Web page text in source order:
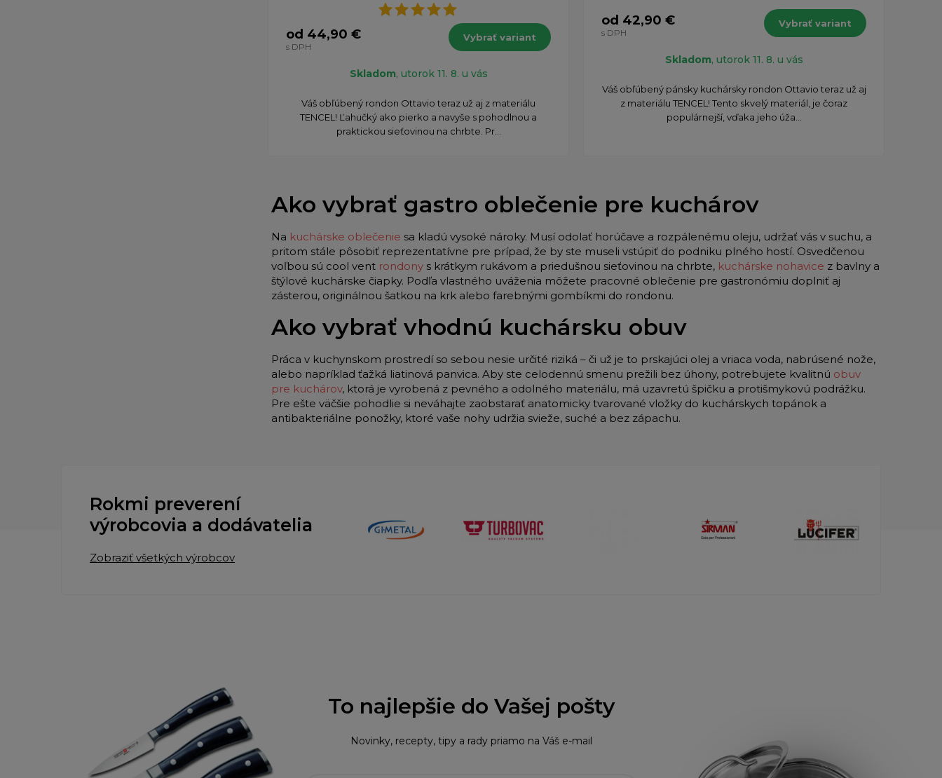
od 44,90 €
s DPH
Vybrať variant
Skladom, utorok 11. 8. u vás
Váš obľúbený rondon Ottavio teraz už aj z materiálu
TENCEL! Ľahučký ako pierko a navyše s pohodlnou a
praktickou sieťovinou na chrbte. Pr...
od 42,90 €
s DPH
Vybrať variant
Skladom, utorok 11. 8. u vás
Váš obľúbený pánsky kuchársky rondon Ottavio teraz už aj
z materiálu TENCEL! Tento skvelý materiál, je čoraz
populárnejší, vďaka jeho úža...
Ako vybrať gastro oblečenie pre kuchárov
Na kuchárske oblečenie sa kladú vysoké nároky. Musí odolať horúčave a rozpálenému oleju, udržať vás v suchu, a
pritom stále pôsobiť reprezentatívne pre prípad, že by ste museli vstúpiť do podniku plného hostí. Osvedčenou
voľbou sú cool vent rondony s krátkym rukávom a priedušnou sieťovinou na chrbte, kuchárske nohavice z bavlny a
štýlové kuchárske čiapky. Podľa vlastného uváženia môžete pracovné oblečenie pre gastronómiu doplniť aj
zásterou, originálnou šatkou na krk alebo farebnými gombíkmi do rondonu.
Ako vybrať vhodnú kuchársku obuv
Práca v kuchynskom prostredí so sebou nesie určité riziká – či už je to prskajúci olej a vriaca voda, nabrúsené nože,
alebo napríklad ťažká liatinová panvica. Aby ste celodennú smenu prežili bez úhony, potrebujete kvalitnú obuv
pre kuchárov, ktorá je vyrobená z pevného a odolného materiálu, má uzavretú špičku a protišmykovú podrážku.
Pre ešte väčšie pohodlie si neváhajte zaobstarať anatomicky tvarované vložky do kuchárskych topánok a
antibakteriálne ponožky, ktoré vaše nohy udržia svieže, suché a bez zápachu.
Rokmi preverení
výrobcovia a dodávatelia
Zobraziť všetkých výrobcov
To najlepšie do Vašej pošty
Novinky, recepty, tipy a rady priamo na Váš e-mail